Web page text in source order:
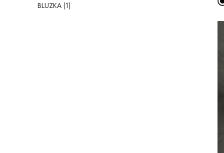
BLUZKA (1)